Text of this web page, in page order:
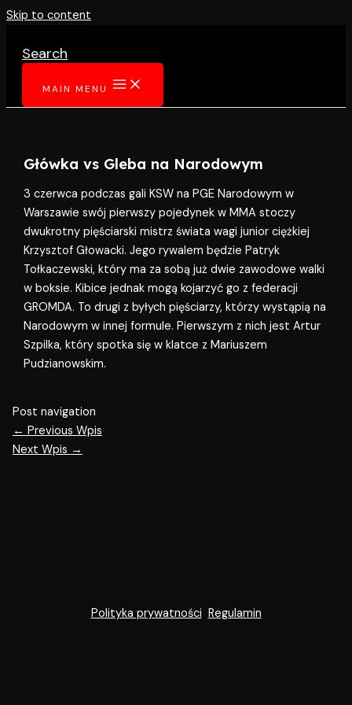
Skip to content
Search
MAIN MENU
Główka vs Gleba na Narodowym
3 czerwca podczas gali KSW na PGE Narodowym w
Warszawie swój pierwszy pojedynek w MMA stoczy
dwukrotny pięściarski mistrz świata wagi junior ciężkiej
Krzysztof Głowacki. Jego rywalem będzie Patryk
Tołkaczewski, który ma za sobą już dwie zawodowe walki
w boksie. Kibice jednak mogą kojarzyć go z federacji
GROMDA. To drugi z byłych pięściarzy, którzy wystąpią na
Narodowym w innej formule. Pierwszym z nich jest Artur
Szpilka, który spotka się w klatce z Mariuszem
Pudzianowskim.
Post navigation
← Previous Wpis
Next Wpis →
Polityka prywatności Regulamin